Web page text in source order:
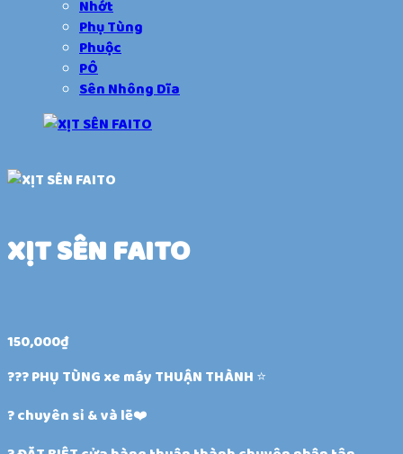
Nhớt
Phụ Tùng
Phuộc
PÔ
Sên Nhông Dĩa
XỊT SÊN FAITO
150,000₫
??? PHỤ TÙNG xe máy THUẬN THÀNH ⭐️
? chuyên sỉ & và lẽ❤️